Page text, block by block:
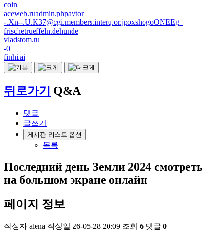
coin
aceweb.ruadmin.phpavtor
-.Xn--.U.K37@cgi.members.interq.or.jpoxshogoONEEg_
frischetrueffeln.dehunde
vladstom.ru
-0
finhi.ai
뒤로가기 Q&A
댓글
글쓰기
게시판 리스트 옵션
목록
Последний день Земли 2024 смотреть
на большом экране онлайн
페이지 정보
작성자 alena 작성일 26-05-28 20:09 조회 6 댓글 0